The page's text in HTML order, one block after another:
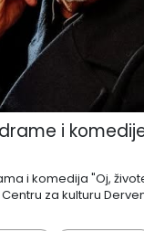
i
i komedija "Oj,
za kulturu